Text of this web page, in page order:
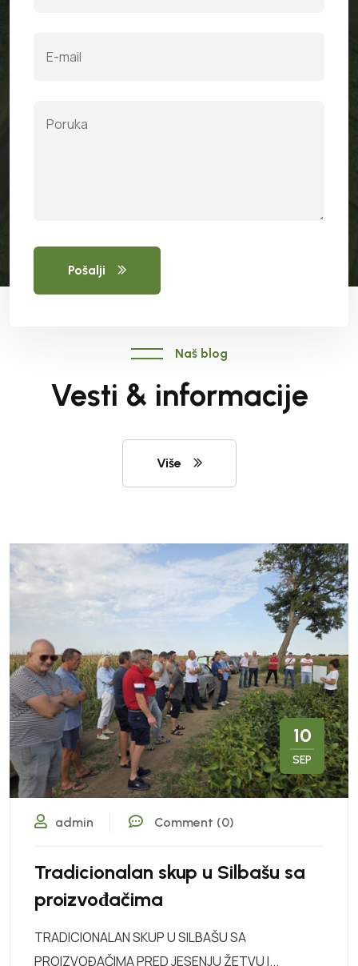
Pošalji
Naš blog
Vesti & informacije
Više
10
SEP
admin Comment (0)
Tradicionalan skup u Silbašu sa
proizvođačima
TRADICIONALAN SKUP U SILBAŠU SA
PROIZVOĐAČIMA PRED JESENJU ŽETVU I...